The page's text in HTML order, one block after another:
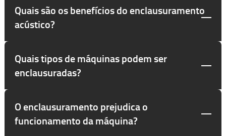
Quais são os benefícios do enclausuramento
acústico?
Quais tipos de máquinas podem ser
enclausuradas?
O enclausuramento prejudica o
funcionamento da máquina?